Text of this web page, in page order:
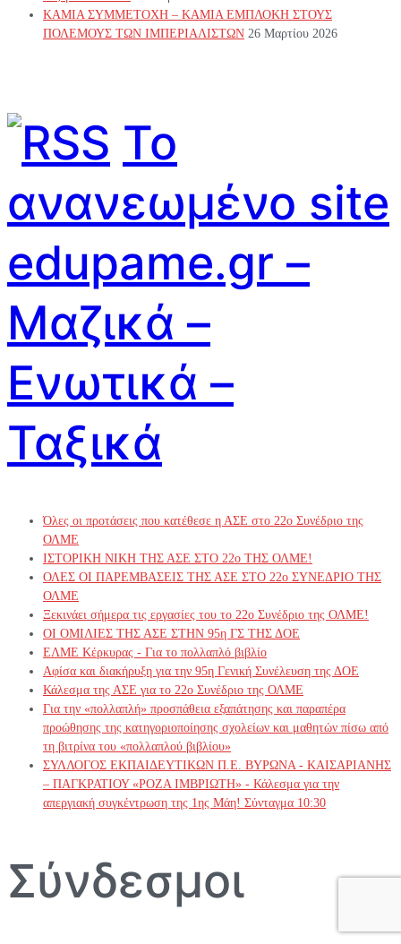
ΚΑΜΙΑ ΣΥΜΜΕΤΟΧΗ – ΚΑΜΙΑ ΕΜΠΛΟΚΗ ΣΤΟΥΣ
ΠΟΛΕΜΟΥΣ ΤΩΝ ΙΜΠΕΡΙΑΛΙΣΤΩΝ 26 Μαρτίου 2026
Το
ανανεωμένο site
edupame.gr –
Μαζικά –
Ενωτικά –
Ταξικά
Όλες οι προτάσεις που κατέθεσε η ΑΣΕ στο 22ο Συνέδριο της
ΟΛΜΕ
ΙΣΤΟΡΙΚΗ ΝΙΚΗ ΤΗΣ ΑΣΕ ΣΤΟ 22ο ΤΗΣ ΟΛΜΕ!
ΟΛΕΣ ΟΙ ΠΑΡΕΜΒΑΣΕΙΣ ΤΗΣ ΑΣΕ ΣΤΟ 22ο ΣΥΝΕΔΡΙΟ ΤΗΣ
ΟΛΜΕ
Ξεκινάει σήμερα τις εργασίες του το 22ο Συνέδριο της ΟΛΜΕ!
ΟΙ ΟΜΙΛΙΕΣ ΤΗΣ ΑΣΕ ΣΤΗΝ 95η ΓΣ ΤΗΣ ΔΟΕ
ΕΛΜΕ Κέρκυρας - Για το πολλαπλό βιβλίο
Αφίσα και διακήρυξη για την 95η Γενική Συνέλευση της ΔΟΕ
Κάλεσμα της ΑΣΕ για το 22ο Συνέδριο της ΟΛΜΕ
Για την «πολλαπλή» προσπάθεια εξαπάτησης και παραπέρα
προώθησης της κατηγοριοποίησης σχολείων και μαθητών πίσω από
τη βιτρίνα του «πολλαπλού βιβλίου»
ΣΥΛΛΟΓΟΣ ΕΚΠΑΙΔΕΥΤΙΚΩΝ Π.Ε. ΒΥΡΩΝΑ - ΚΑΙΣΑΡΙΑΝΗΣ
– ΠΑΓΚΡΑΤΙΟΥ «ΡΟΖΑ ΙΜΒΡΙΩΤΗ» - Κάλεσμα για την
απεργιακή συγκέντρωση της 1ης Μάη! Σύνταγμα 10:30
Σύνδεσμοι